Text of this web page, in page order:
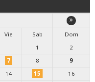
Vie Sab
Dom
1
2
7 8
9
14 15
16